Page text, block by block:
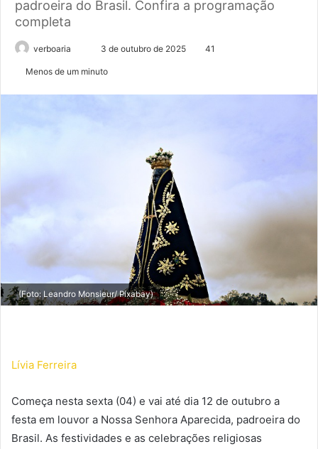
padroeira do Brasil. Confira a programação
completa
verboaria
Mande3 de outubro de 2025 41
Menos de um minuto
(Foto: Leandro Monsieur/ Pixabay)
Lívia Ferreira
Começa nesta sexta (04) e vai até dia 12 de outubro a
festa em louvor a Nossa Senhora Aparecida, padroeira do
Brasil. As festividades e as celebrações religiosas